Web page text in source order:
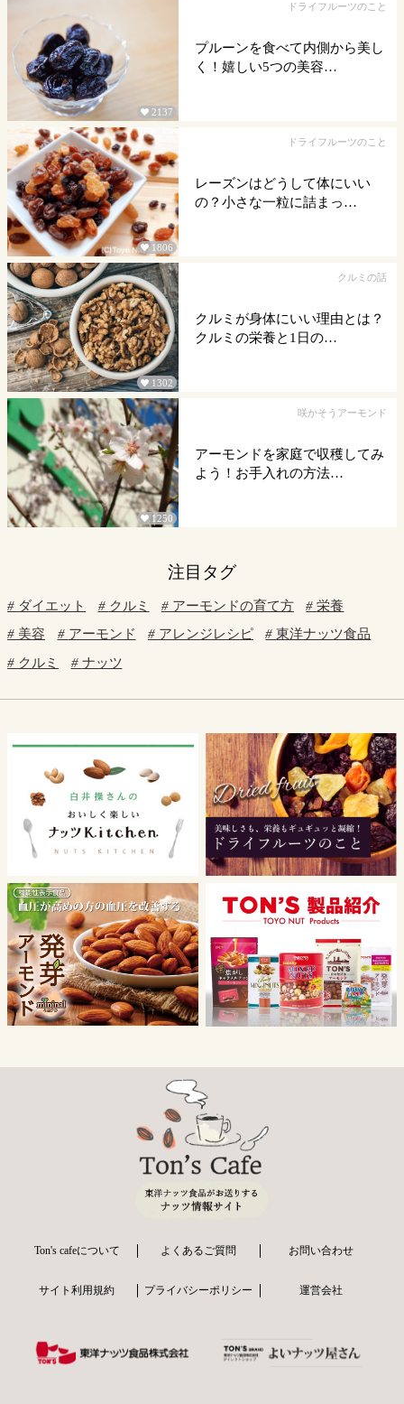
 2137
ドライフルーツのこと
プルーンを食べて内側から美し
く！嬉しい5つの美容…
 1806
ドライフルーツのこと
レーズンはどうして体にいい
の？小さな一粒に詰まっ…
 1302
クルミの話
クルミが身体にいい理由とは？
クルミの栄養と1日の…
 1250
咲かそうアーモンド
アーモンドを家庭で収穫してみ
よう！お手入れの方法…
注目タグ
ダイエット クルミ アーモンドの育て方
栄養
美容
アーモンド アレンジレシピ
東洋ナッツ食品
クルミ
ナッツ
Ton's cafeについて よくあるご質問 お問い合わせ
サイト利用規約 プライバシーポリシー 運営会社